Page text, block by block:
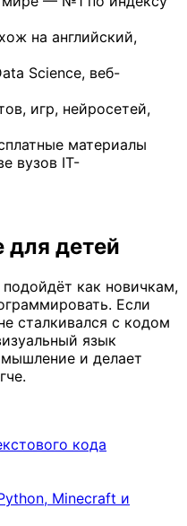
на английский,
Science, веб-
игр, нейросетей,
материалы
вузов IT-
для детей
как новичкам,
Если
сталкивался с кодом
язык
и делает
кода
Minecraft и